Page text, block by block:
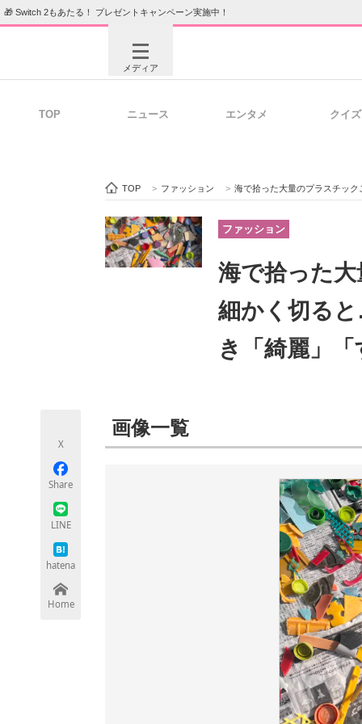
🎁 Switch 2もあたる！ プレゼントキャンペーン実施中！
メディア
ビジネスと働き方のヒント
ちょっと気になるネットの話題
TOP ニュース エンタメ クイズ
TOP > ファッション > 海で拾った大量のプラスチッ
ファッション
海で拾った
細かく切る
き「綺麗」
X
Share
LINE
hatena
Home
画像一覧